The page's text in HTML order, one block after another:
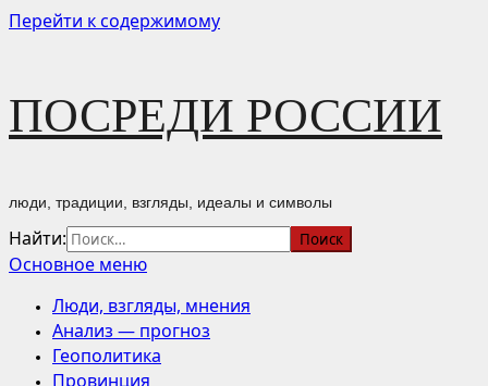
Перейти к содержимому
ПОСРЕДИ РОССИИ
люди, традиции, взгляды, идеалы и символы
Найти:
Основное меню
Люди, взгляды, мнения
Анализ — прогноз
Геополитика
Провинция